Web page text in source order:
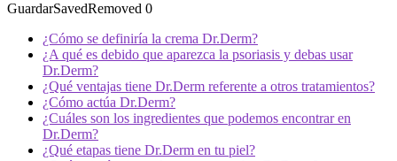
GuardarSavedRemoved 0
¿Cómo se definiría la crema Dr.Derm?
¿A qué es debido que aparezca la psoriasis y debas usar
Dr.Derm?
¿Qué ventajas tiene Dr.Derm referente a otros tratamientos?
¿Cómo actúa Dr.Derm?
¿Cuáles son los ingredientes que podemos encontrar en
Dr.Derm?
¿Qué etapas tiene Dr.Derm en tu piel?